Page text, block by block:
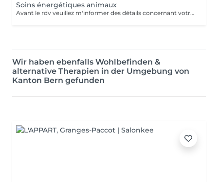
Soins énergétiques animaux
Avant le rdv veuillez m'informer des détails concernant votre animal, vous pouvez m'envoyer par whatsapp une photo, son prénom, sa date de naissance ainsi que votre adresse
Wir haben ebenfalls Wohlbefinden &
alternative Therapien in der Umgebung von
Kanton Bern gefunden